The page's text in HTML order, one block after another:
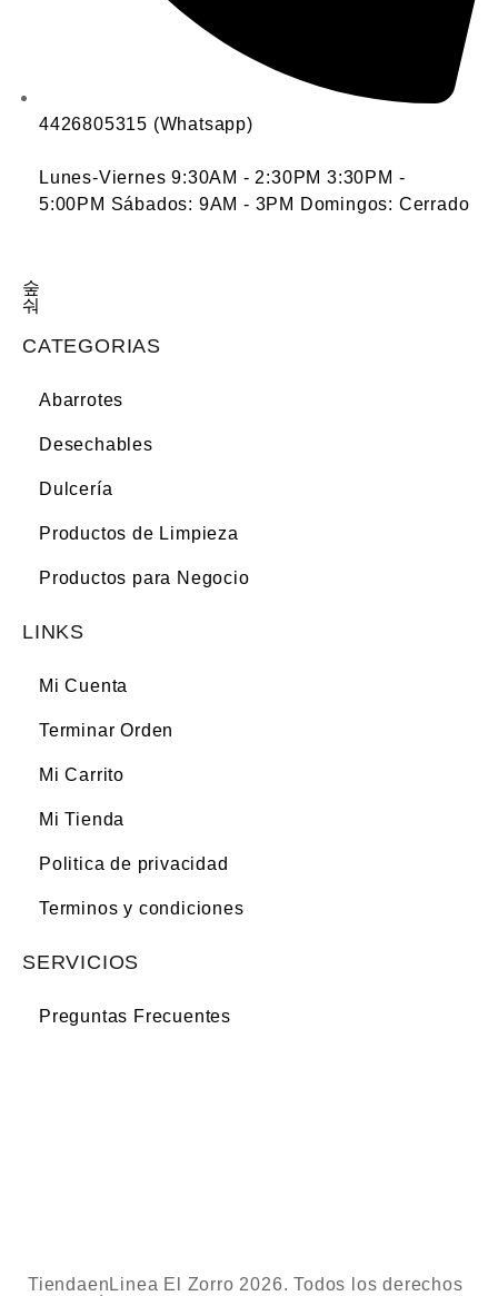
4426805315 (Whatsapp)
Lunes-Viernes 9:30AM - 2:30PM 3:30PM -
5:00PM Sábados: 9AM - 3PM Domingos: Cerrado
CATEGORIAS
Abarrotes
Desechables
Dulcería
Productos de Limpieza
Productos para Negocio
LINKS
Mi Cuenta
Terminar Orden
Mi Carrito
Mi Tienda
Politica de privacidad
Terminos y condiciones
SERVICIOS
Preguntas Frecuentes
TiendaenLinea El Zorro 2026. Todos los derechos